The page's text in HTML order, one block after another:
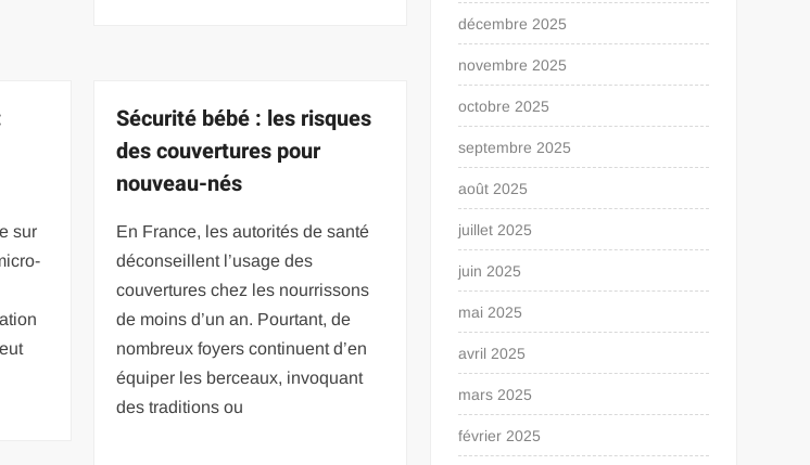
sur
Sécurité bébé : les risques
des couvertures pour
nouveau-nés
En France, les autorités de santé
déconseillent l’usage des
couvertures chez les nourrissons
de moins d’un an. Pourtant, de
nombreux foyers continuent d’en
équiper les berceaux, invoquant
des traditions ou
décembre 2025
novembre 2025
octobre 2025
septembre 2025
août 2025
juillet 2025
juin 2025
mai 2025
avril 2025
mars 2025
février 2025